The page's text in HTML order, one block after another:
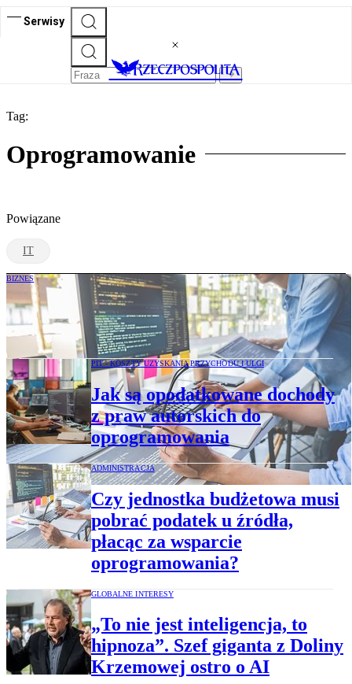
Serwisy
Tag:
Oprogramowanie
Powiązane
IT
BIZNES
Na co zwrócić uwagę nabywając
oprogramowanie „z drugiej ręki”?
PIT - KOSZTY UZYSKANIA PRZYCHODU I ULGI
Jak są opodatkowane dochody
z praw autorskich do
oprogramowania
ADMINISTRACJA
Czy jednostka budżetowa musi
pobrać podatek u źródła,
płacąc za wsparcie
oprogramowania?
GLOBALNE INTERESY
„To nie jest inteligencja, to
hipnoza”. Szef giganta z Doliny
Krzemowej ostro o AI